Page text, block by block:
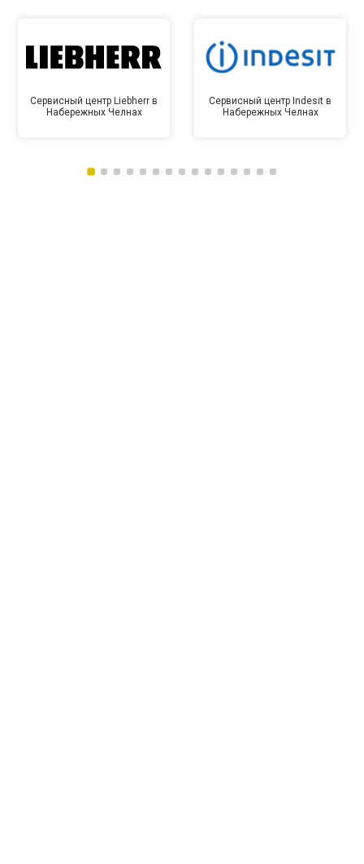
Сервисный центр Liebherr в
Набережных Челнах
Сервисный центр Indesit в
Набережных Челнах